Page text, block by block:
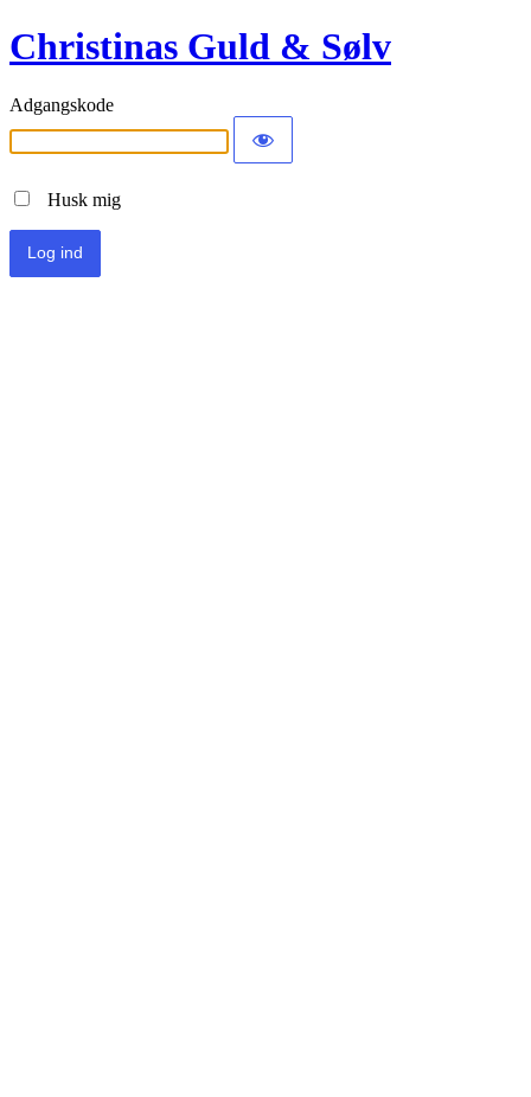
Christinas Guld & Sølv
Adgangskode
Husk mig